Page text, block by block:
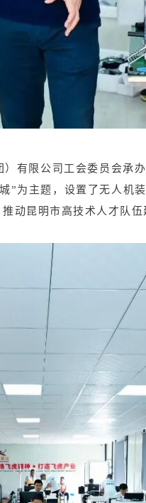
有限公司工会委员会承
为主题，设置了无人
动昆明市高技术人才队伍